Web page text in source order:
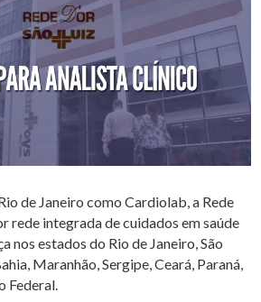
de Janeiro como Cardiolab, a Rede
rede integrada de cuidados em saúde
nos estados do Rio de Janeiro, São
Maranhão, Sergipe, Ceará, Paraná,
Federal.